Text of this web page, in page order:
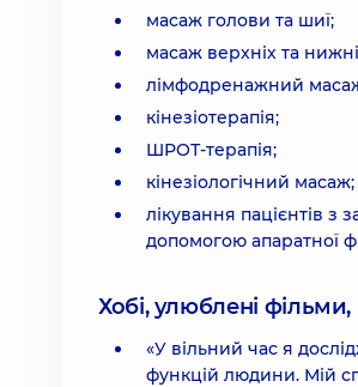
масаж голови та шиї;
масаж верхніх та
лімфодренажний
кінезіотерапія;
ШРОТ-терапія;
кінезіологічний масаж;
лікування пацієнтів з
допомогою апаратної
Хобі, улюблені фільми,
«У вільний час я
функцій людини. Мій